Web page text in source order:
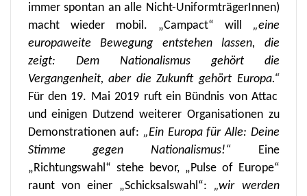
immer spontan an alle Nicht-UniformträgerInnen)
macht wieder mobil. „Campact“ will „eine
europaweite Bewegung entstehen lassen, die
zeigt: Dem Nationalismus gehört die
Vergangenheit, aber die Zukunft gehört Europa.“
Für den 19. Mai 2019 ruft ein Bündnis von Attac
und einigen Dutzend weiterer Organisationen zu
Demonstrationen auf: „Ein Europa für Alle: Deine
Stimme gegen Nationalismus!“ Eine
„Richtungswahl“ stehe bevor, „Pulse of Europe“
raunt von einer „Schicksalswahl“: „wir werden